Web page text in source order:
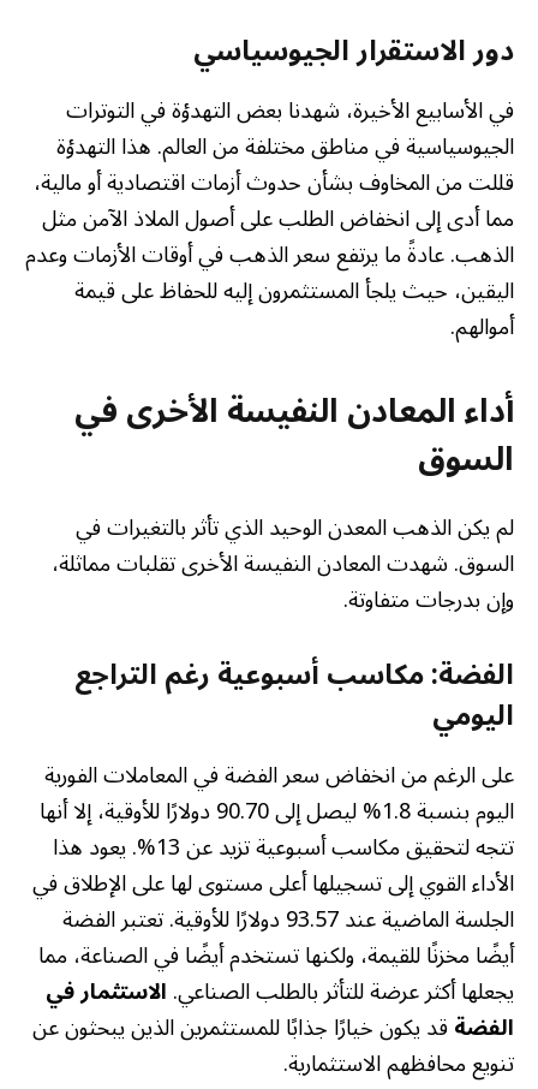
دور الاستقرار الجيوسياسي
في الأسابيع الأخيرة، شهدنا بعض التهدؤة في التوترات
الجيوسياسية في مناطق مختلفة من العالم. هذا التهدؤة
قللت من المخاوف بشأن حدوث أزمات اقتصادية أو مالية،
مما أدى إلى انخفاض الطلب على أصول الملاذ الآمن مثل
الذهب. عادةً ما يرتفع سعر الذهب في أوقات الأزمات وعدم
اليقين، حيث يلجأ المستثمرون إليه للحفاظ على قيمة
أموالهم.
أداء المعادن النفيسة الأخرى في
السوق
لم يكن الذهب المعدن الوحيد الذي تأثر بالتغيرات في
السوق. شهدت المعادن النفيسة الأخرى تقلبات مماثلة،
وإن بدرجات متفاوتة.
الفضة: مكاسب أسبوعية رغم التراجع
اليومي
على الرغم من انخفاض سعر الفضة في المعاملات الفورية
اليوم بنسبة 1.8% ليصل إلى 90.70 دولارًا للأوقية، إلا أنها
تتجه لتحقيق مكاسب أسبوعية تزيد عن 13%. يعود هذا
الأداء القوي إلى تسجيلها أعلى مستوى لها على الإطلاق في
الجلسة الماضية عند 93.57 دولارًا للأوقية. تعتبر الفضة
أيضًا مخزنًا للقيمة، ولكنها تستخدم أيضًا في الصناعة، مما
يجعلها أكثر عرضة للتأثر بالطلب الصناعي.الاستثمار في
الفضةقد يكون خيارًا جذابًا للمستثمرين الذين يبحثون عن
تنويع محافظهم الاستثمارية.